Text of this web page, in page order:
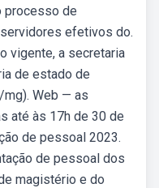
processo de
efetivos do.
vigente, a secretaria
de estado de
Web — as
até às 17h de 30 de
de pessoal 2023.
de pessoal dos
magistério e do